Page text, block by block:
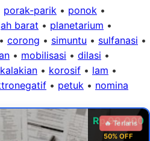
porak-parik • ponok •
barat • planetarium •
• corong • simuntu • sulfanasi •
• mobilisasi • dilasi •
kalakian • korosif • lam •
• petuk • nomina
Rp 99.000
50% OFF
🔥 Terlaris